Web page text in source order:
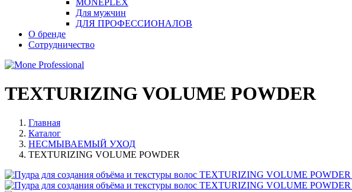
MONEPLEX
Для мужчин
ДЛЯ ПРОФЕССИОНАЛОВ
О бренде
Сотрудничество
TEXTURIZING VOLUME POWDER
Главная
Каталог
НЕСМЫВАЕМЫЙ УХОД
TEXTURIZING VOLUME POWDER